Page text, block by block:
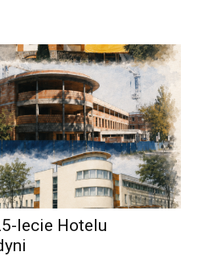
lecie Hotelu